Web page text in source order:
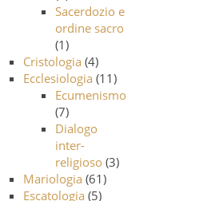
Sacerdozio e
ordine sacro
(1)
Cristologia (4)
Ecclesiologia (11)
Ecumenismo
(7)
Dialogo
inter-
religioso(3)
Mariologia (61)
Escatologia (5)